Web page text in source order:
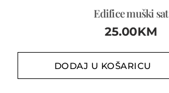
Edifice muški sat
25.00KM
DODAJ U KOŠARICU